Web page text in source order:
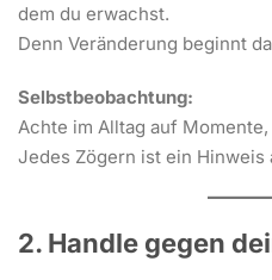
dem du erwachst.
Denn Veränderung beginnt
Selbstbeobachtung:
Achte im Alltag auf
Jedes Zögern ist ein Hinweis
2. Handle gegen